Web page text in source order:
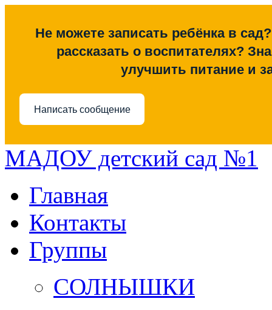
Не можете записать ребёнка в
рассказать о воспитателях?
улучшить питание и
Написать сообщение
МАДОУ детский сад №1
Главная
Контакты
Группы
СОЛНЫШКИ